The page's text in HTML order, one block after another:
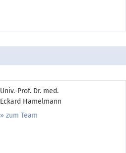
Univ.-Prof. Dr. med.
Eckard Hamelmann
zum Team